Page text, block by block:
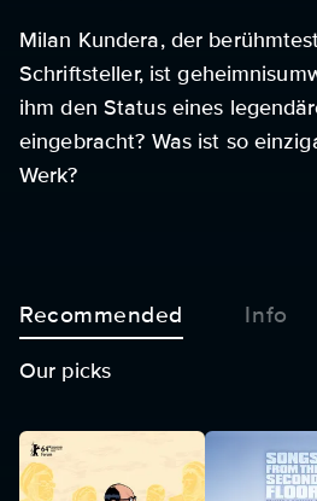
Milan Kundera, der
Schriftsteller, ist
ihm den Status eines
eingebracht? Was ist so
Werk?
Recommended Info
Our picks